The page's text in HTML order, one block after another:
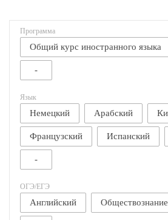
Программа
Общий курс иностранного языка
-
Язык
Немецкий Арабский
Французский Испанский
-
ОГЭ/ЕГЭ
Английский Обществознание